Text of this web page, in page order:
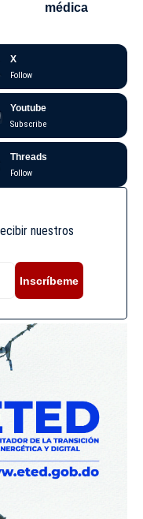
médica
X
Follow
Youtube
Subscribe
Threads
Follow
nuestros
Inscríbeme